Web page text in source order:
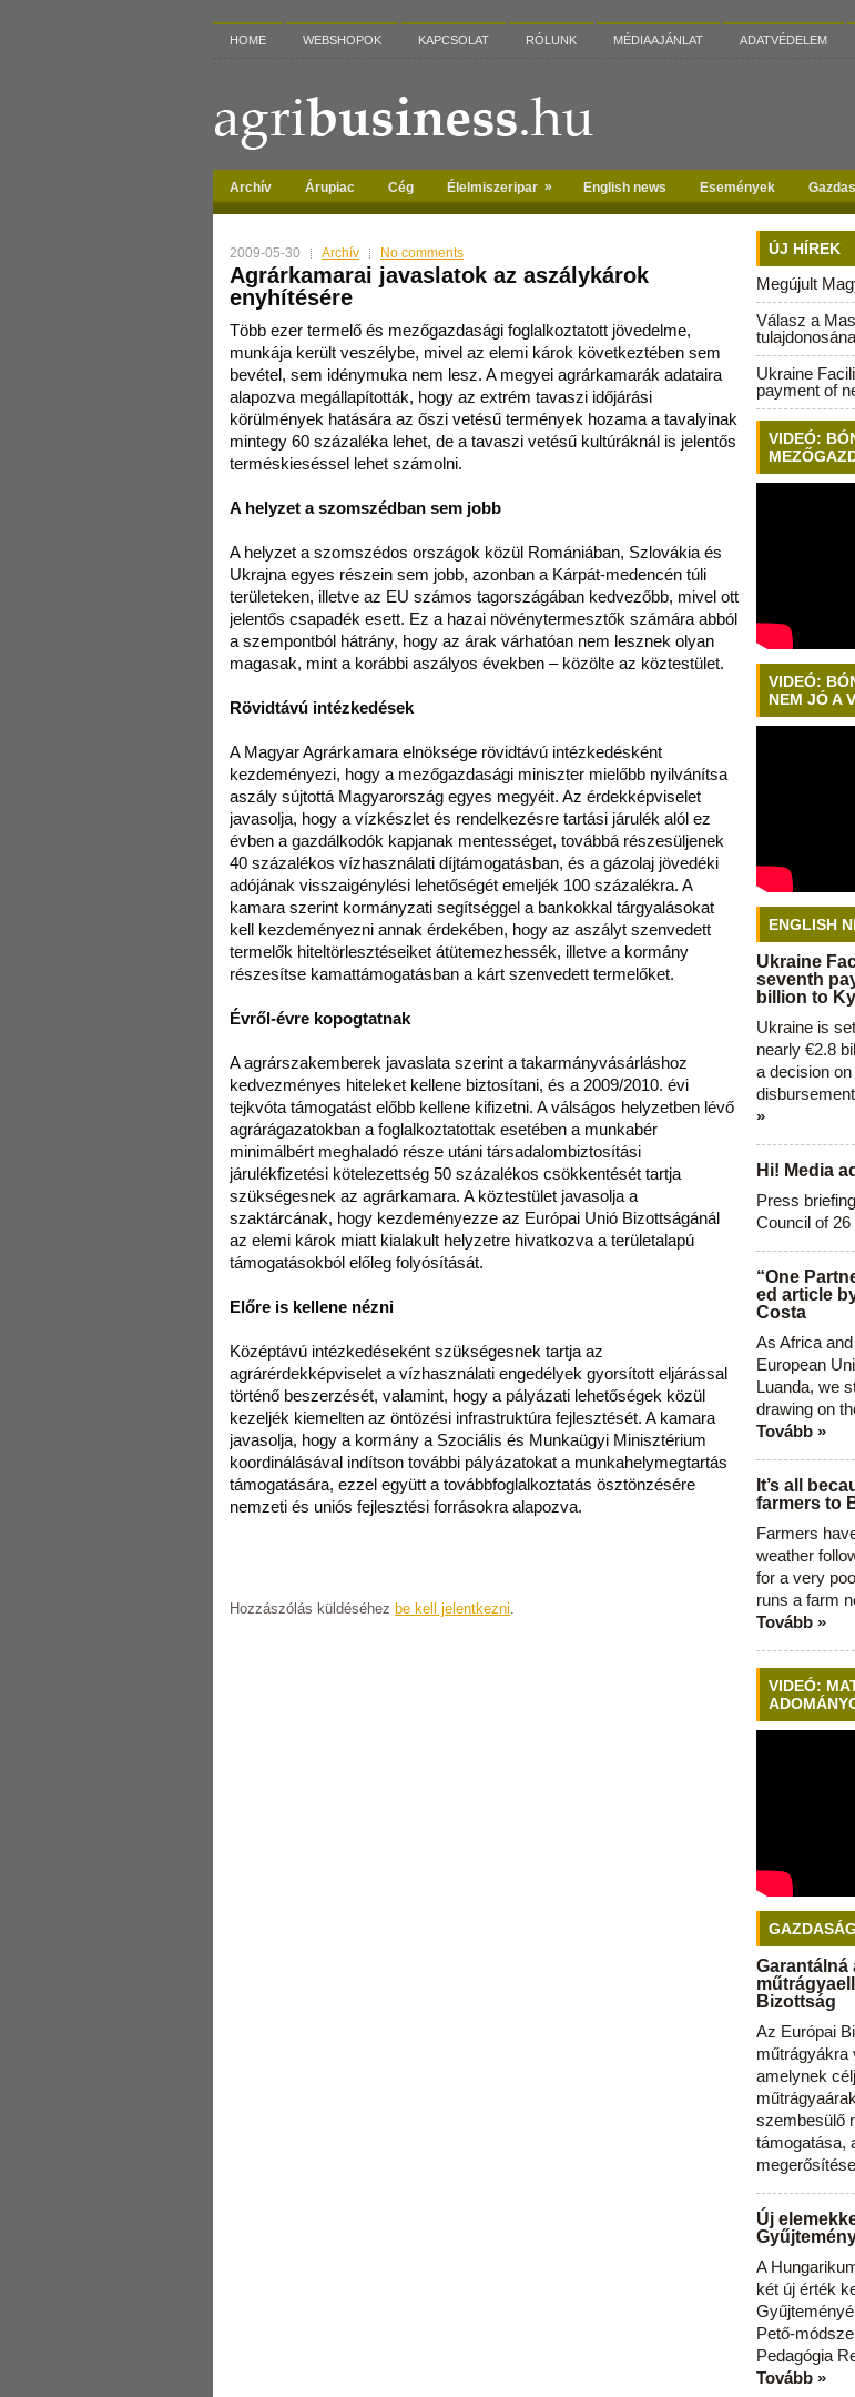
HOME WEBSHOPOK KAPCSOLAT RÓLUNK MÉDIAAJÁNLAT ADATVÉDELEM
Archív Árupiac Cég Élelmiszeripar » English news Események
2009-05-30 Archív No comments
Agrárkamarai javaslatok az aszálykárok
enyhítésére
Több ezer termelő és mezőgazdasági foglalkoztatott jövedelme,
munkája került veszélybe, mivel az elemi károk következtében sem
bevétel, sem idénymuka nem lesz. A megyei agrárkamarák adataira
alapozva megállapították, hogy az extrém tavaszi időjárási
körülmények hatására az őszi vetésű termények hozama a tavalyinak
mintegy 60 százaléka lehet, de a tavaszi vetésű kultúráknál is jelentős
terméskieséssel lehet számolni.
A helyzet a szomszédban sem jobb
A helyzet a szomszédos országok közül Romániában, Szlovákia és
Ukrajna egyes részein sem jobb, azonban a Kárpát-medencén túli
területeken, illetve az EU számos tagországában kedvezőbb, mivel ott
jelentős csapadék esett. Ez a hazai növénytermesztők számára abból
a szempontból hátrány, hogy az árak várhatóan nem lesznek olyan
magasak, mint a korábbi aszályos években – közölte az köztestület.
Rövidtávú intézkedések
A Magyar Agrárkamara elnöksége rövidtávú intézkedésként
kezdeményezi, hogy a mezőgazdasági miniszter mielőbb nyilvánítsa
aszály sújtottá Magyarország egyes megyéit. Az érdekképviselet
javasolja, hogy a vízkészlet és rendelkezésre tartási járulék alól ez
évben a gazdálkodók kapjanak mentességet, továbbá részesüljenek
40 százalékos vízhasználati díjtámogatásban, és a gázolaj jövedéki
adójának visszaigénylési lehetőségét emeljék 100 százalékra. A
kamara szerint kormányzati segítséggel a bankokkal tárgyalásokat
kell kezdeményezni annak érdekében, hogy az aszályt szenvedett
termelők hiteltörlesztéseiket átütemezhessék, illetve a kormány
részesítse kamattámogatásban a kárt szenvedett termelőket.
Évről-évre kopogtatnak
A agrárszakemberek javaslata szerint a takarmányvásárláshoz
kedvezményes hiteleket kellene biztosítani, és a 2009/2010. évi
tejkvóta támogatást előbb kellene kifizetni. A válságos helyzetben lévő
agrárágazatokban a foglalkoztatottak esetében a munkabér
minimálbért meghaladó része utáni társadalombiztosítási
járulékfizetési kötelezettség 50 százalékos csökkentését tartja
szükségesnek az agrárkamara. A köztestület javasolja a
szaktárcának, hogy kezdeményezze az Európai Unió Bizottságánál
az elemi károk miatt kialakult helyzetre hivatkozva a területalapú
támogatásokból előleg folyósítását.
Előre is kellene nézni
Középtávú intézkedéseként szükségesnek tartja az
agrárérdekképviselet a vízhasználati engedélyek gyorsított eljárással
történő beszerzését, valamint, hogy a pályázati lehetőségek közül
kezeljék kiemelten az öntözési infrastruktúra fejlesztését. A kamara
javasolja, hogy a kormány a Szociális és Munkaügyi Minisztérium
koordinálásával indítson további pályázatokat a munkahelymegtartás
támogatására, ezzel együtt a továbbfoglalkoztatás ösztönzésére
nemzeti és uniós fejlesztési forrásokra alapozva.
Hozzászólás küldéséhez be kell jelentkezni.
ÚJ HÍREK
Megújult
Válasz a
Ukraine
payment of
VIDEÓ:
VIDEÓ:
NEM JÓ A
ENGLISH
Ukraine
seventh
billion to
Ukraine is
nearly €2.8
a decision
»
Hi! Media
Press
Council of
“One
ed article
Costa
As Africa
European
Luanda, we
drawing on
Tovább »
It’s all
farmers to
Farmers
weather
for a very
runs a farm
Tovább »
VIDEÓ:
GAZDASÁG
Garantálná
Bizottság
Az Európai
műtrágyákra
amelynek
szembesülő
támogatása,
Új
A
két új érték
Pető-
Pedagógia
Tovább »